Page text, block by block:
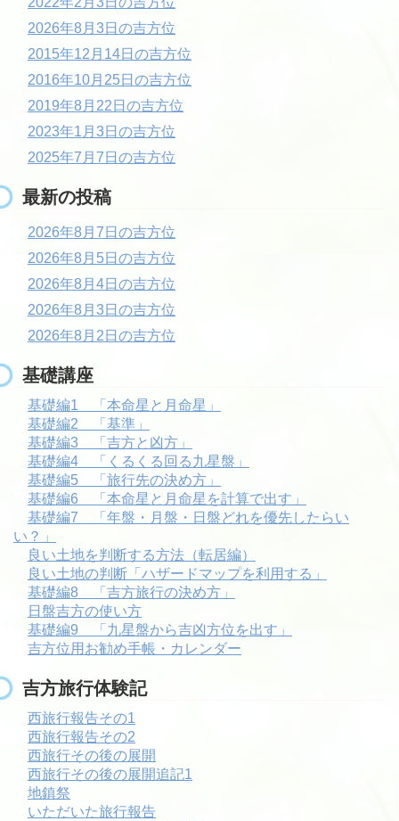
2026年8月3日の吉方位
2015年12月14日の吉方位
2016年10月25日の吉方位
2019年8月22日の吉方位
2023年1月3日の吉方位
2025年7月7日の吉方位
最新の投稿
2026年8月7日の吉方位
2026年8月5日の吉方位
2026年8月4日の吉方位
2026年8月3日の吉方位
2026年8月2日の吉方位
基礎講座
基礎編1 「本命星と月命星」
基礎編2 「基準」
基礎編3 「吉方と凶方」
基礎編4 「くるくる回る九星盤」
基礎編5 「旅行先の決め方」
基礎編6 「本命星と月命星を計算で出す」
基礎編7 「年盤・月盤・日盤どれを優先したらい
い？」
良い土地を判断する方法（転居編）
良い土地の判断「ハザードマップを利用する」
基礎編8 「吉方旅行の決め方」
日盤吉方の使い方
基礎編9 「九星盤から吉凶方位を出す」
吉方位用お勧め手帳・カレンダー
吉方旅行体験記
西旅行報告その1
西旅行報告その2
西旅行その後の展開
西旅行その後の展開追記1
地鎮祭
いただいた旅行報告